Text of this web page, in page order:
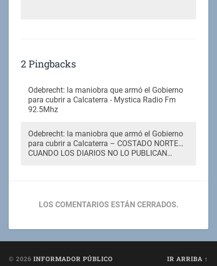
2 Pingbacks
Odebrecht: la maniobra que armó el Gobierno
para cubrir a Calcaterra - Mystica Radio Fm
92.5Mhz
Odebrecht: la maniobra que armó el Gobierno
para cubrir a Calcaterra – COSTADO NORTE…
CUANDO LOS DIARIOS NO LO PUBLICAN…
LOS COMENTARIOS ESTÁN CERRADOS.
© 2026 INFORMADOR PÚBLICO IR ARRIBA ↑